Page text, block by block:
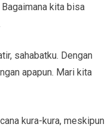
kita bisa
sahabatku. Dengan
apapun. Mari kita
kura-kura, meskipun